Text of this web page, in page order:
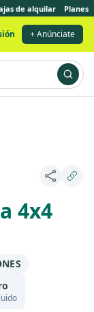
de alquilar Planes
+ Anúnciate
4x4